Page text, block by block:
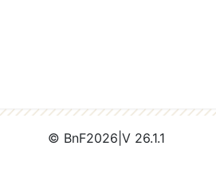
© BnF2026 V 26.1.1